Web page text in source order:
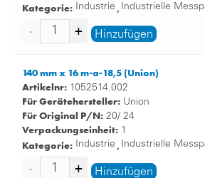
Kategorie: Industrie , Industrielle
Hinzufügen
140 mm x 16 m-a-18,5 (Union)
Artikelnr: 1052514.002
Für Gerätehersteller: Union
Für Original P/N: 20/ 24
Verpackungseinheit: 1
Kategorie: Industrie , Industrielle
Hinzufügen